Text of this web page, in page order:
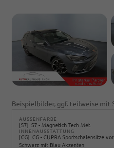
Beispielbilder, ggf. teilweise mit
AUSSENFARBE
S7 S7 - Magnetich Tech Met.
INNENAUSSTATTUNG
CG
CG - CUPRA Sportschalensitze
Schwarz mit Blau Akzenten